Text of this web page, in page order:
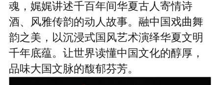
魂，娓娓讲述千百年间华夏古人寄情诗
酒、风雅传韵的动人故事。融中国戏曲舞
韵之美，以沉浸式国风艺术演绎华夏文明
千年底蕴。让世界读懂中国文化的醇厚，
品味大国文脉的馥郁芬芳。